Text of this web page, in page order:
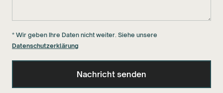
* Wir geben Ihre Daten nicht weiter. Siehe unsere
Datenschutzerklärung